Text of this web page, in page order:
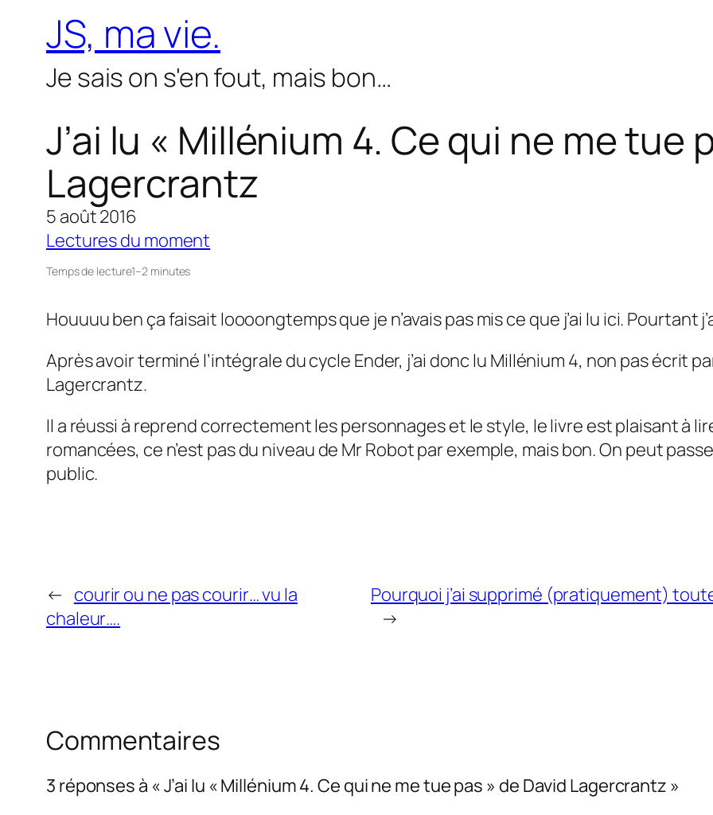
contenu
JS, ma vie.
Je sais on s'en fout, mais bon…
J’ai lu « Millénium 4. Ce qui ne me tue
Lagercrantz
5 août 2016
Lectures du moment
Temps de lecture1–2 minutes
Houuuu ben ça faisait loooongtemps que je n’avais pas mis ce que j’ai lu ici. Pourtant
Après avoir terminé l’intégrale du cycle Ender, j’ai donc lu Millénium 4, non pas écrit
Lagercrantz.
Il a réussi à reprend correctement les personnages et le style, le livre est plaisant à
romancées, ce n’est pas du niveau de Mr Robot par exemple, mais bon. On peut
public.
← courir ou ne pas courir… vu la
chaleur….
Pourquoi j’ai supprimé (pratiquement)
→
Commentaires
3 réponses à « J’ai lu « Millénium 4. Ce qui ne me tue pas » de David Lagercrantz »